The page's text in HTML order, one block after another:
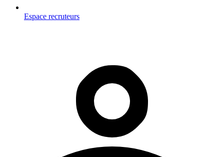
Espace recruteurs